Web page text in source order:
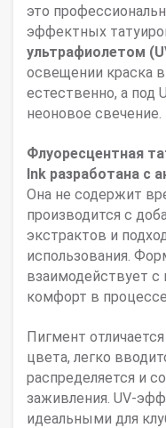
это
эффектных
ультрафиолетом
освещении краска
естественно, а под
неоновое свечение.
Флуоресцентная
Ink разработана с
Она не содержит
производится с
экстрактов и
использования.
взаимодействует с
комфорт в
Пигмент отличается
цвета, легко
распределяется и
заживления. UV-
идеальными для